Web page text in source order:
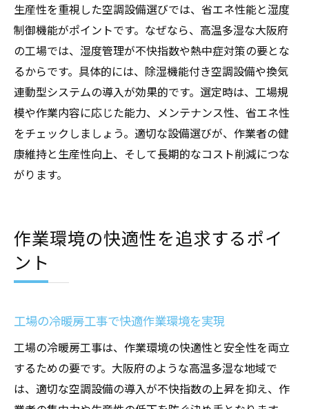
生産性を重視した空調設備選びでは、省エネ性能と湿度
制御機能がポイントです。なぜなら、高温多湿な大阪府
の工場では、湿度管理が不快指数や熱中症対策の要とな
るからです。具体的には、除湿機能付き空調設備や換気
連動型システムの導入が効果的です。選定時は、工場規
模や作業内容に応じた能力、メンテナンス性、省エネ性
をチェックしましょう。適切な設備選びが、作業者の健
康維持と生産性向上、そして長期的なコスト削減につな
がります。
作業環境の快適性を追求するポイ
ント
工場の冷暖房工事で快適作業環境を実現
工場の冷暖房工事は、作業環境の快適性と安全性を両立
するための要です。大阪府のような高温多湿な地域で
は、適切な空調設備の導入が不快指数の上昇を抑え、作